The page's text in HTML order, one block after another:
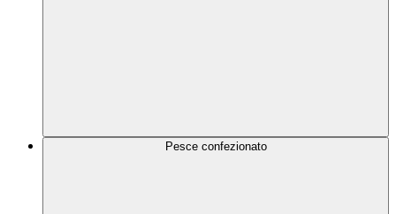
Pesce confezionato